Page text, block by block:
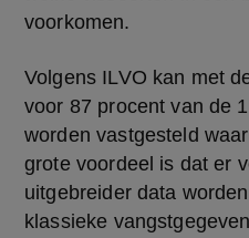
voorkomen.
Volgens ILVO kan met
voor 87 procent van de
worden vastgesteld
grote voordeel is dat er
uitgebreider data
klassieke